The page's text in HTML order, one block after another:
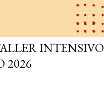
INTENSIVO
2026